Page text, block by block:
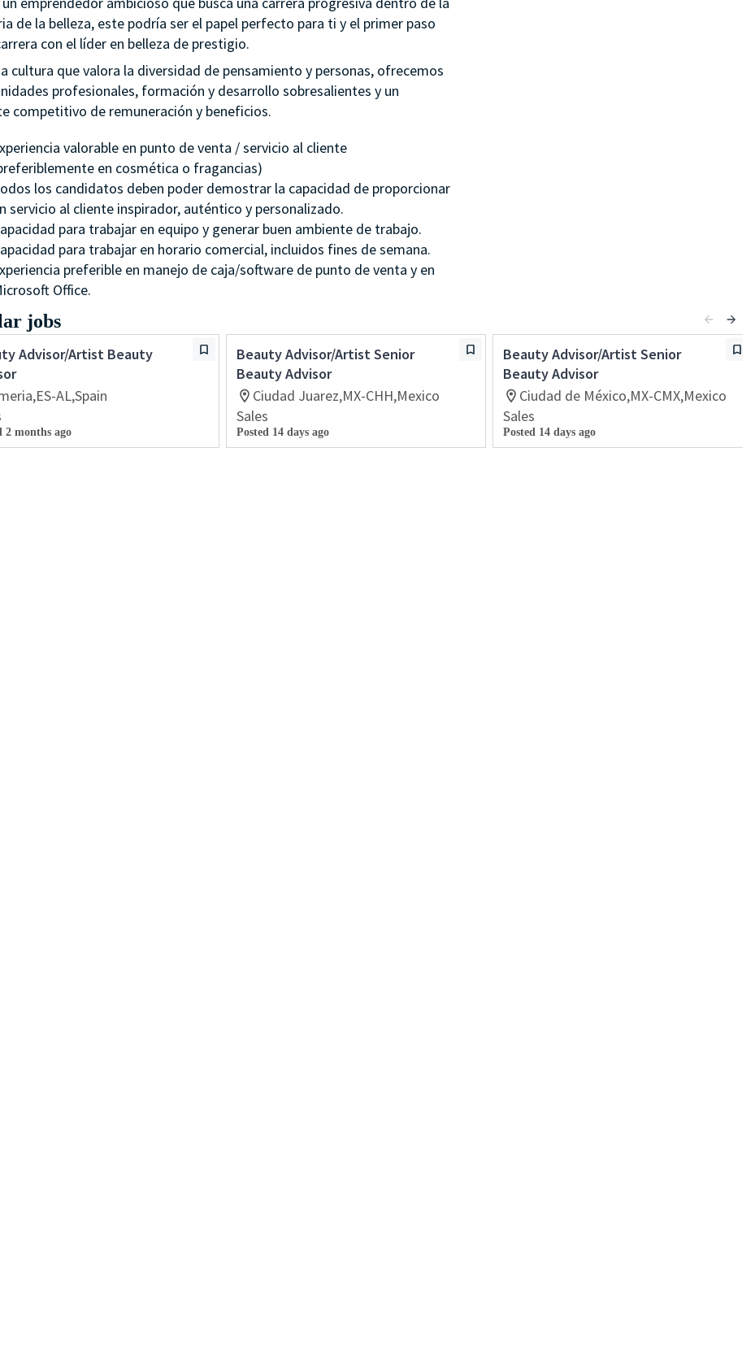
de la belleza, este podría ser el papel perfecto para ti y el primer paso
con el líder en belleza de prestigio.
cultura que valora la diversidad de pensamiento y personas, ofrecemos
profesionales, formación y desarrollo sobresalientes y un
competitivo de remuneración y beneficios.
valorable en punto de venta / servicio al cliente
en cosmética o fragancias)
los candidatos deben poder demostrar la capacidad de proporcionar
servicio al cliente inspirador, auténtico y personalizado.
para trabajar en equipo y generar buen ambiente de trabajo.
para trabajar en horario comercial, incluidos fines de semana.
preferible en manejo de caja/software de punto de venta y en
Office.
jobs
Advisor/Artist Beauty
AL,Spain
2 months ago
Beauty Advisor/Artist Senior
Beauty Advisor
Ciudad Juarez,MX-CHH,Mexico
Sales
Posted 14 days ago
Beauty Advisor/Artist Senior
Beauty Advisor
Ciudad de México,MX-CMX,Mexico
Sales
Posted 14 days ago